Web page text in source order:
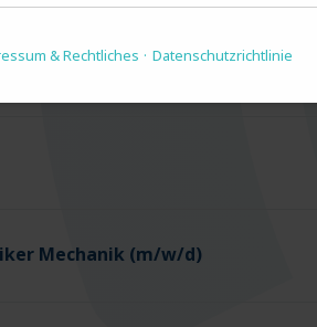
Mechanik (m/w/d)
& Rechtliches Datenschutzrichtlinie